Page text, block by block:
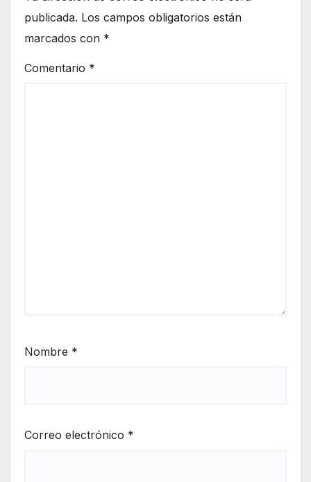
publicada. Los campos obligatorios están
marcados con *
Comentario *
Nombre *
Correo electrónico *